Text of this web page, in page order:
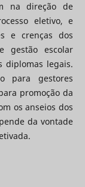
na direção de
eletivo, e
e crenças dos
gestão escolar
diplomas legais.
para gestores
promoção da
os anseios dos
da vontade